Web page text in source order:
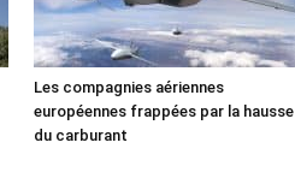
Les compagnies aériennes
européennes frappées par la hausse
du carburant